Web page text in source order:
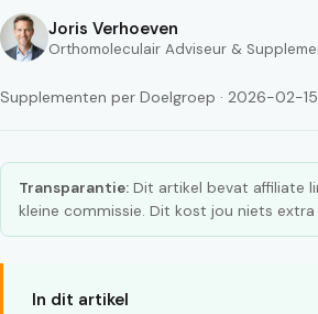
Joris Verhoeven
Orthomoleculair Adviseur &
Supplementen per Doelgroep · 2026-02-
Transparantie: Dit artikel bevat affiliate
kleine commissie. Dit kost jou niets
In dit artikel